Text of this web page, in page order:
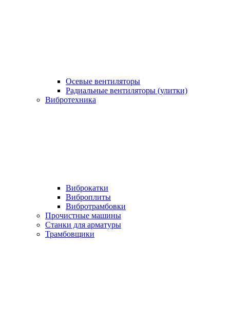
Осевые вентиляторы
Радиальные вентиляторы (улитки)
Вибротехника
Виброкатки
Виброплиты
Вибротрамбовки
Прочистные машины
Станки для арматуры
Трамбовщики